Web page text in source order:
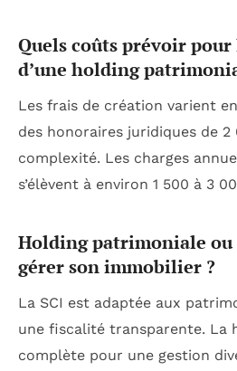
Quels coûts prévoir
d’une holding
Les frais de création varient
des honoraires juridiques de
complexité. Les charges
s’élèvent à environ 1 500 à 3
Holding patrimoniale
gérer son immobilier ?
La SCI est adaptée aux
une fiscalité transparente. La
complète pour une gestion